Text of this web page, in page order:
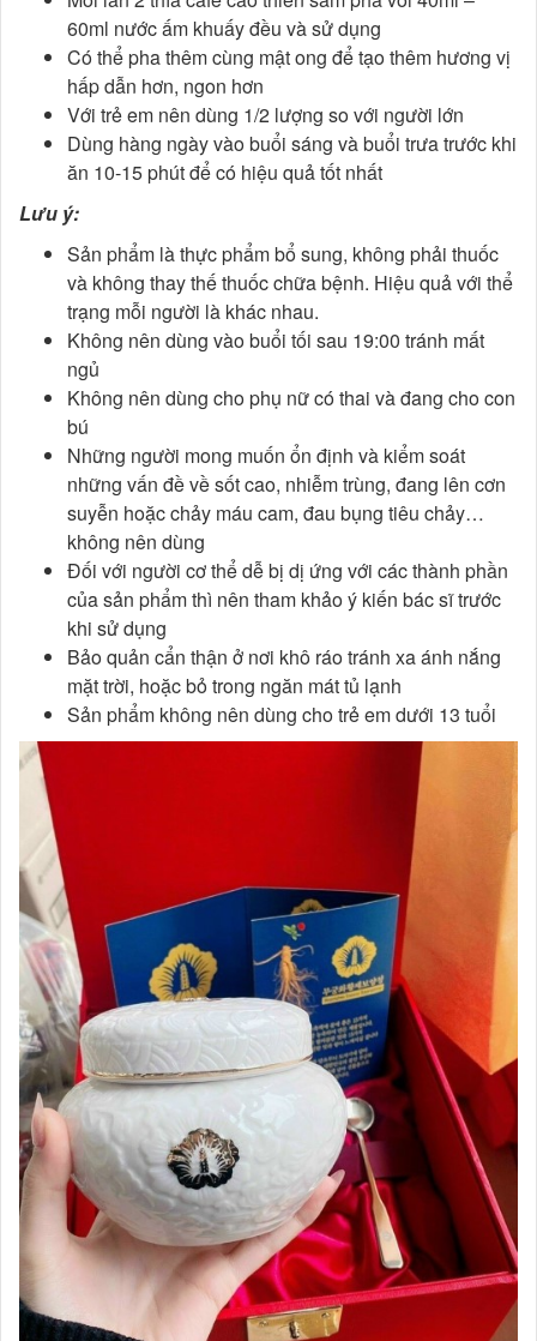
60ml nước ấm khuấy đều và sử dụng
Có thể pha thêm cùng mật ong để tạo thêm hương vị
hấp dẫn hơn, ngon hơn
Với trẻ em nên dùng 1/2 lượng so với người lớn
Dùng hàng ngày vào buổi sáng và buổi trưa trước khi
ăn 10-15 phút để có hiệu quả tốt nhất
Lưu ý:
Sản phẩm là thực phẩm bổ sung, không phải thuốc
và không thay thế thuốc chữa bệnh. Hiệu quả với thể
trạng mỗi người là khác nhau.
Không nên dùng vào buổi tối sau 19:00 tránh mất
ngủ
Không nên dùng cho phụ nữ có thai và đang cho con
bú
Những người mong muốn ổn định và kiểm soát
những vấn đề về sốt cao, nhiễm trùng, đang lên cơn
suyễn hoặc chảy máu cam, đau bụng tiêu chảy…
không nên dùng
Đối với người cơ thể dễ bị dị ứng với các thành phần
của sản phẩm thì nên tham khảo ý kiến bác sĩ trước
khi sử dụng
Bảo quản cẩn thận ở nơi khô ráo tránh xa ánh nắng
mặt trời, hoặc bỏ trong ngăn mát tủ lạnh
Sản phẩm không nên dùng cho trẻ em dưới 13 tuổi